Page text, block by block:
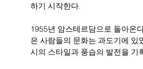
하기 시작한다.
1955년 암스테르담으로 돌아온
은 사람들의 문화는 과도기에 있
시의 스타일과 풍습의 발전을 기